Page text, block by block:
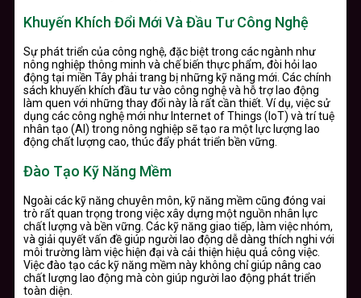
Khuyến Khích Đổi Mới Và Đầu Tư Công Nghệ
Sự phát triển của công nghệ, đặc biệt trong các ngành như
nông nghiệp thông minh và chế biến thực phẩm, đòi hỏi lao
động tại miền Tây phải trang bị những kỹ năng mới. Các chính
sách khuyến khích đầu tư vào công nghệ và hỗ trợ lao động
làm quen với những thay đổi này là rất cần thiết. Ví dụ, việc sử
dụng các công nghệ mới như Internet of Things (IoT) và trí tuệ
nhân tạo (AI) trong nông nghiệp sẽ tạo ra một lực lượng lao
động chất lượng cao, thúc đẩy phát triển bền vững.
Đào Tạo Kỹ Năng Mềm
Ngoài các kỹ năng chuyên môn, kỹ năng mềm cũng đóng vai
trò rất quan trọng trong việc xây dựng một nguồn nhân lực
chất lượng và bền vững. Các kỹ năng giao tiếp, làm việc nhóm,
và giải quyết vấn đề giúp người lao động dễ dàng thích nghi với
môi trường làm việc hiện đại và cải thiện hiệu quả công việc.
Việc đào tạo các kỹ năng mềm này không chỉ giúp nâng cao
chất lượng lao động mà còn giúp người lao động phát triển
toàn diện.